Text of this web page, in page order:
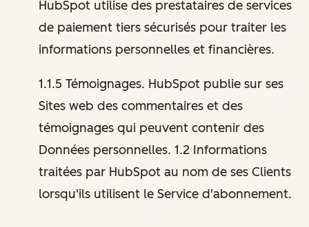
HubSpot utilise des prestataires de services
de paiement tiers sécurisés pour traiter les
informations personnelles et financières.
1.1.5 Témoignages. HubSpot publie sur ses
Sites web des commentaires et des
témoignages qui peuvent contenir des
Données personnelles. 1.2 Informations
traitées par HubSpot au nom de ses Clients
lorsqu'ils utilisent le Service d'abonnement.